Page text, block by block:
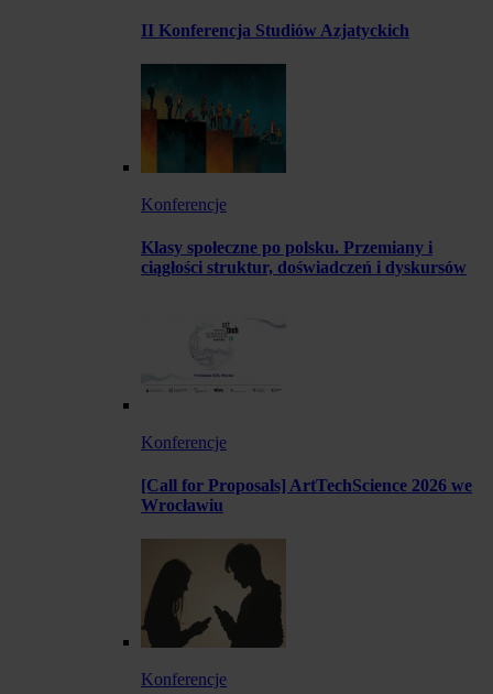
II Konferencja Studiów Azjatyckich
Konferencje
Klasy społeczne po polsku. Przemiany i
ciągłości struktur, doświadczeń i dyskursów
Konferencje
[Call for Proposals] ArtTechScience 2026 we
Wrocławiu
Konferencje